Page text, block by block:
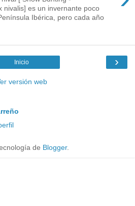
nivalis] es un invernante poco
Ibérica, pero cada año
›
Inicio
versión web
de Blogger.